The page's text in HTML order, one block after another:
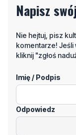
Napisz
Nie hejtuj, pisz
komentarze!
kliknij "zgłoś
Imię / Podpis
Odpowiedz